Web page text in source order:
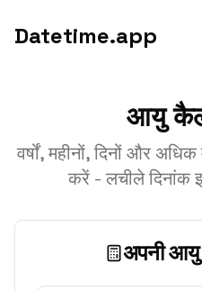
Datetime.app
आयु
वर्षों, महीनों, दिनों और
करें - लचीले दिनांक
अपनी आयु